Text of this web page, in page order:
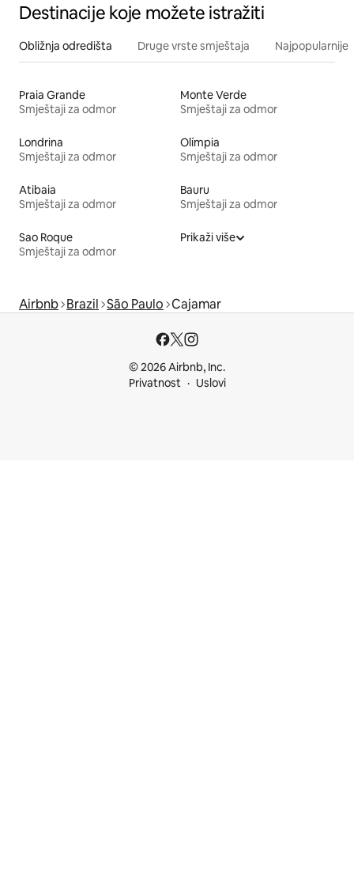
Destinacije koje možete istražiti
Obližnja odredišta Druge vrste smještaja Najpopularnije
Praia Grande
Smještaji za odmor
Monte Verde
Smještaji za odmor
Londrina
Smještaji za odmor
Olímpia
Smještaji za odmor
Atibaia
Smještaji za odmor
Bauru
Smještaji za odmor
Sao Roque
Smještaji za odmor
Prikaži više
Airbnb Brazil São Paulo Cajamar
© 2026 Airbnb, Inc.
Privatnost
Uslovi